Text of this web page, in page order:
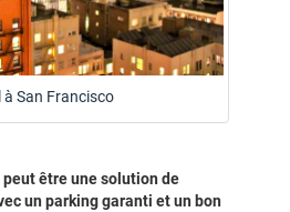
San Francisco
peut être une solution de
un parking garanti et un bon